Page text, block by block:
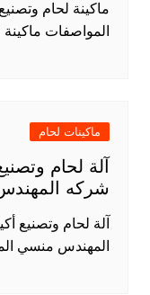
ماكينة لحام
المواصفات
ماكينات لحام
آلة لحام
شركه
آلة لحام وتصنيع
المهندس منسي